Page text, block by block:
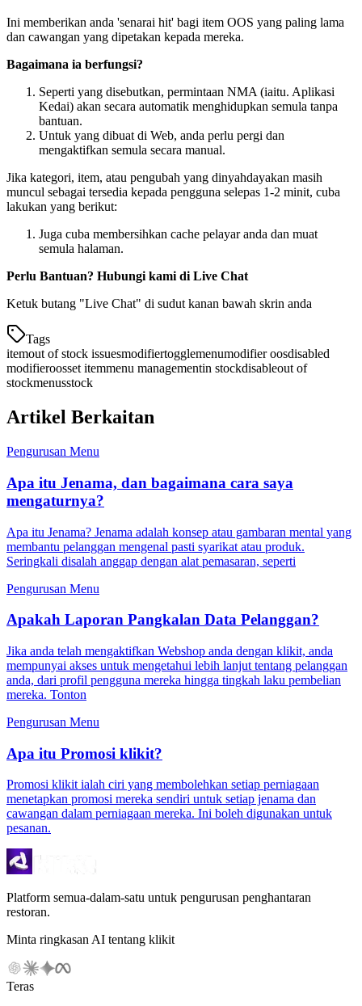
Ini memberikan anda 'senarai hit' bagi item OOS yang paling lama
dan cawangan yang dipetakan kepada mereka.
Bagaimana ia berfungsi?
Seperti yang disebutkan, permintaan NMA (iaitu. Aplikasi
Kedai) akan secara automatik menghidupkan semula tanpa
bantuan.
Untuk yang dibuat di Web, anda perlu pergi dan
mengaktifkan semula secara manual.
Jika kategori, item, atau pengubah yang dinyahdayakan masih
muncul sebagai tersedia kepada pengguna selepas 1-2 minit, cuba
lakukan yang berikut:
Juga cuba membersihkan cache pelayar anda dan muat
semula halaman.
Perlu Bantuan? Hubungi kami di Live Chat
Ketuk butang "Live Chat" di sudut kanan bawah skrin anda
Tags
itemout of stock issuesmodifiertogglemenumodifier oosdisabled
modifieroosset itemmenu managementin stockdisableout of
stockmenusstock
Artikel Berkaitan
Pengurusan Menu
Apa itu Jenama, dan bagaimana cara saya
mengaturnya?
Apa itu Jenama? Jenama adalah konsep atau gambaran mental yang
membantu pelanggan mengenal pasti syarikat atau produk.
Seringkali disalah anggap dengan alat pemasaran, seperti
Pengurusan Menu
Apakah Laporan Pangkalan Data Pelanggan?
Jika anda telah mengaktifkan Webshop anda dengan klikit, anda
mempunyai akses untuk mengetahui lebih lanjut tentang pelanggan
anda, dari profil pengguna mereka hingga tingkah laku pembelian
mereka. Tonton
Pengurusan Menu
Apa itu Promosi klikit?
Promosi klikit ialah ciri yang membolehkan setiap perniagaan
menetapkan promosi mereka sendiri untuk setiap jenama dan
cawangan dalam perniagaan mereka. Ini boleh digunakan untuk
pesanan.
Platform semua-dalam-satu untuk pengurusan penghantaran
restoran.
Minta ringkasan AI tentang klikit
Teras